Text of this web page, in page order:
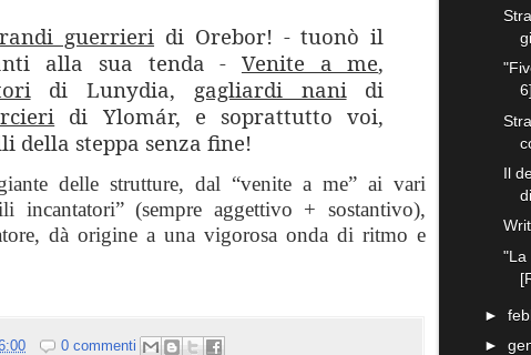
guerrieri di Orebor! - tuonò il
alla sua tenda - Venite a me,
di Lunydia, gagliardi nanidi
di Ylomár, e soprattutto voi,
della steppa senza fine!
delle strutture, dal “venite a me” ai vari
incantatori” (sempre aggettivo + sostantivo),
dà origine a una vigorosa onda di ritmo e
0 commenti
Il
"La
►
►